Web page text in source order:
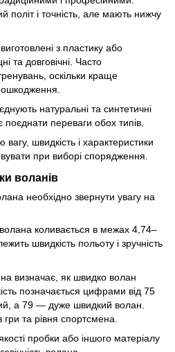
політ і точність, але мають нижчу
з пластику або
та довговічні. Часто
оскільки краще
натуральні та синтетичні
переваги обох типів.
швидкість і характеристики
при виборі спорядження.
воланів
необхідно звернути увагу на
волана коливається в межах 4,74–
швидкість польоту і зручність
визначає, як швидко волан
позначається цифрами від 75
а 79 — дуже швидкий волан.
та рівня спортсмена.
якості пробки або іншого матеріалу